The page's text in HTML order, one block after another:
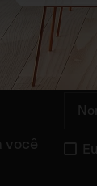
você